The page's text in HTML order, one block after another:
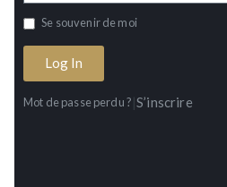
Se souvenir de moi
Log In
Mot de passe perdu ?|S’inscrire